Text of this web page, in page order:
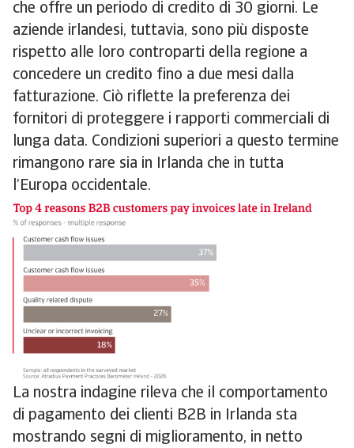
che offre un periodo di credito di 30 giorni. Le
aziende irlandesi, tuttavia, sono più disposte
rispetto alle loro controparti della regione a
concedere un credito fino a due mesi dalla
fatturazione. Ciò riflette la preferenza dei
fornitori di proteggere i rapporti commerciali di
lunga data. Condizioni superiori a questo termine
rimangono rare sia in Irlanda che in tutta
l’Europa occidentale.
La nostra indagine rileva che il comportamento
di pagamento dei clienti B2B in Irlanda sta
mostrando segni di miglioramento, in netto